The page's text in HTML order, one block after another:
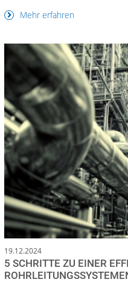
Mehr erfahren
19.12.2024
5 SCHRITTE ZU EINER